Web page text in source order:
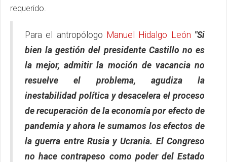
requerido.
Para el antropólogo Manuel Hidalgo León "Si
bien la gestión del presidente Castillo no es
la mejor, admitir la moción de vacancia no
resuelve el problema, agudiza la
inestabilidad política y desacelera el proceso
de recuperación de la economía por efecto de
pandemia y ahora le sumamos los efectos de
la guerra entre Rusia y Ucrania. El Congreso
no hace contrapeso como poder del Estado